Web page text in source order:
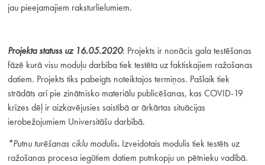
jau pieejamajiem raksturlielumiem.
Projekta statuss uz 16.05.2020: Projekts ir nonācis gala testēšanas
fāzē kurā visu moduļu darbība tiek testēta uz faktiskajiem ražošanas
datiem. Projekts tiks pabeigts noteiktajos termiņos. Pašlaik tiek
strādāts arī pie zinātnisko materiālu publicēšanas, kas COVID-19
krīzes dēļ ir aizkavējusies saistībā ar ārkārtas situācijas
ierobežojumiem Universitāšu darbībā.
*Putnu turēšanas ciklu modulis.Izveidotais modulis tiek testēts uz
ražošanas procesa iegūtiem datiem putnkopju un pētnieku vadībā.